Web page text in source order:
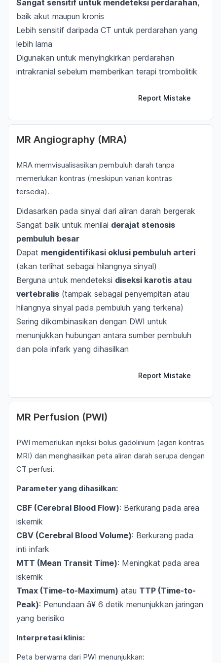
Sangat sensitif untuk mendeteksi perdarahan,
baik akut maupun kronis
Lebih sensitif daripada CT untuk perdarahan yang
lebih lama
Digunakan untuk menyingkirkan perdarahan
intrakranial sebelum memberikan terapi trombolitik
Report Mistake
MR Angiography (MRA)
MRA memvisualisasikan pembuluh darah tanpa
memerlukan kontras (meskipun varian kontras
tersedia).
Didasarkan pada sinyal dari aliran darah bergerak
Sangat baik untuk menilai derajat stenosis
pembuluh besar
Dapat mengidentifikasi oklusi pembuluh arteri
(akan terlihat sebagai hilangnya sinyal)
Berguna untuk mendeteksi diseksi karotis atau
vertebralis (tampak sebagai penyempitan atau
hilangnya sinyal pada pembuluh yang terkena)
Sering dikombinasikan dengan DWI untuk
menunjukkan hubungan antara sumber pembuluh
dan pola infark yang dihasilkan
Report Mistake
MR Perfusion (PWI)
PWI memerlukan injeksi bolus gadolinium (agen kontras
MRI) dan menghasilkan peta aliran darah serupa dengan
CT perfusi.
Parameter yang dihasilkan:
CBF (Cerebral Blood Flow): Berkurang pada area
iskemik
CBV (Cerebral Blood Volume): Berkurang pada
inti infark
MTT (Mean Transit Time): Meningkat pada area
iskemik
Tmax (Time-to-Maximum) atau TTP (Time-to-
Peak): Penundaan â¥ 6 detik menunjukkan jaringan
yang berisiko
Interpretasi klinis:
Peta berwarna dari PWI menunjukkan: